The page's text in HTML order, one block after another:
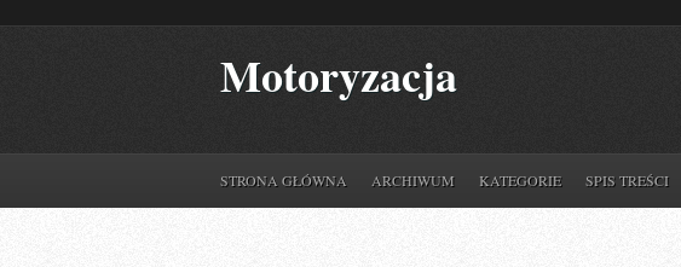
Motoryzacja
STRONA GŁÓWNA ARCHIWUM KATEGORIE SPIS TREŚCI